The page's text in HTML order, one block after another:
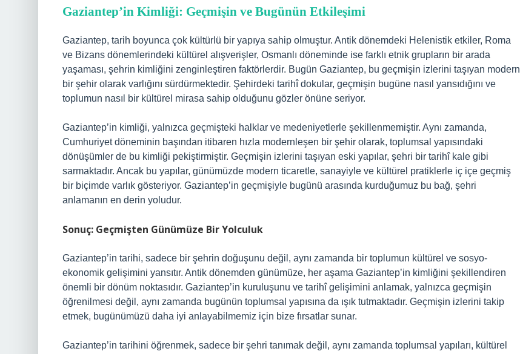
Gaziantep’in Kimliği: Geçmişin ve Bugünün Etkileşimi
Gaziantep, tarih boyunca çok kültürlü bir yapıya sahip olmuştur. Antik dönemdeki Helenistik etkiler, Roma
ve Bizans dönemlerindeki kültürel alışverişler, Osmanlı döneminde ise farklı etnik grupların bir arada
yaşaması, şehrin kimliğini zenginleştiren faktörlerdir. Bugün Gaziantep, bu geçmişin izlerini taşıyan modern
bir şehir olarak varlığını sürdürmektedir. Şehirdeki tarihî dokular, geçmişin bugüne nasıl yansıdığını ve
toplumun nasıl bir kültürel mirasa sahip olduğunu gözler önüne seriyor.
Gaziantep’in kimliği, yalnızca geçmişteki halklar ve medeniyetlerle şekillenmemiştir. Aynı zamanda,
Cumhuriyet döneminin başından itibaren hızla modernleşen bir şehir olarak, toplumsal yapısındaki
dönüşümler de bu kimliği pekiştirmiştir. Geçmişin izlerini taşıyan eski yapılar, şehri bir tarihî kale gibi
sarmaktadır. Ancak bu yapılar, günümüzde modern ticaretle, sanayiyle ve kültürel pratiklerle iç içe geçmiş
bir biçimde varlık gösteriyor. Gaziantep’in geçmişiyle bugünü arasında kurduğumuz bu bağ, şehri
anlamanın en derin yoludur.
Sonuç: Geçmişten Günümüze Bir Yolculuk
Gaziantep’in tarihi, sadece bir şehrin doğuşunu değil, aynı zamanda bir toplumun kültürel ve sosyo-
ekonomik gelişimini yansıtır. Antik dönemden günümüze, her aşama Gaziantep’in kimliğini şekillendiren
önemli bir dönüm noktasıdır. Gaziantep’in kuruluşunu ve tarihî gelişimini anlamak, yalnızca geçmişin
öğrenilmesi değil, aynı zamanda bugünün toplumsal yapısına da ışık tutmaktadır. Geçmişin izlerini takip
etmek, bugünümüzü daha iyi anlayabilmemiz için bize fırsatlar sunar.
Gaziantep’in tarihini öğrenmek, sadece bir şehri tanımak değil, aynı zamanda toplumsal yapıları, kültürel